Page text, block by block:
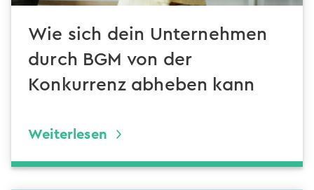
Wie sich dein Unternehmen
durch BGM von der
Konkurrenz abheben kann
Weiterlesen